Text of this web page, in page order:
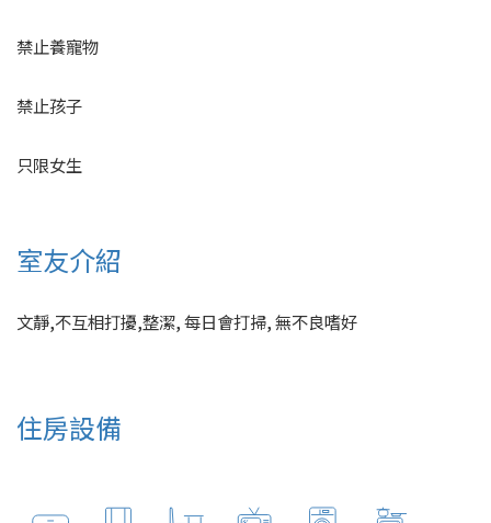
禁止養寵物
禁止孩子
只限女生
室友介紹
文靜,不互相打擾,整潔, 每日會打掃, 無不良嗜好
住房設備